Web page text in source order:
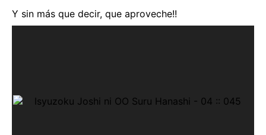
Y sin más que decir, que aproveche!!